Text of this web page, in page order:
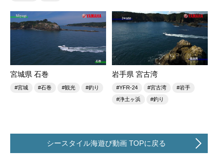
宮城県 石巻
#宮城 #石巻 #観光 #釣り
岩手県 宮古湾
#YFR-24 #宮古湾
#岩手
#浄土ヶ浜
#釣り
シースタイル海遊び動画 TOPに戻る